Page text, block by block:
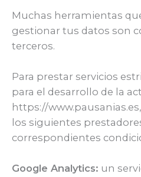
Muchas herramientas
gestionar tus datos son
terceros.
Para prestar servicios
para el desarrollo de la
https://
los siguientes
correspondientes
Google Analytics: un